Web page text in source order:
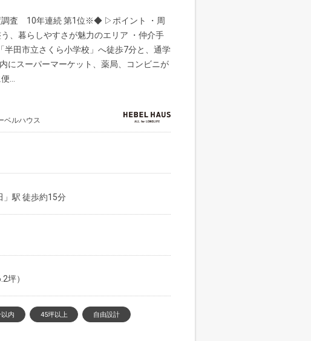
調査 10年連続 第1位※◆ ▷ポイント ・周
、暮らしやすさが魅力のエリア ・仲介手
田市立さくら小学校」へ徒歩7分と、通学
にスーパーマーケット、薬局、コンビニが
...
ベルハウス
」駅 徒歩約15分
坪）
内 45坪以上 自由設計